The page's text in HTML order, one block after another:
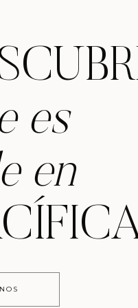
es
en